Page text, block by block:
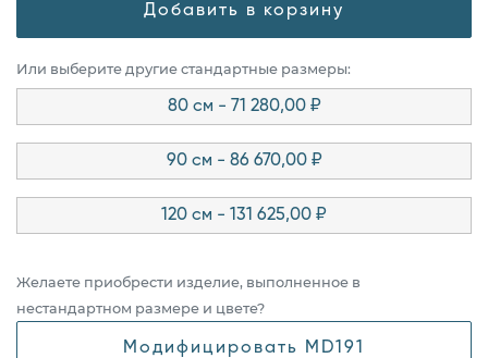
Добавить в корзину
Или выберите другие стандартные размеры:
80 см - 71 280,00 ₽
90 см - 86 670,00 ₽
120 см - 131 625,00 ₽
Желаете приобрести изделие, выполненное в
нестандартном размере и цвете?
Модифицировать MD191